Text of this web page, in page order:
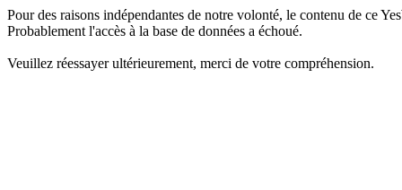
Pour des raisons indépendantes de notre volonté, le contenu de ce
Probablement l'accès à la base de données a échoué.
Veuillez réessayer ultérieurement, merci de votre compréhension.